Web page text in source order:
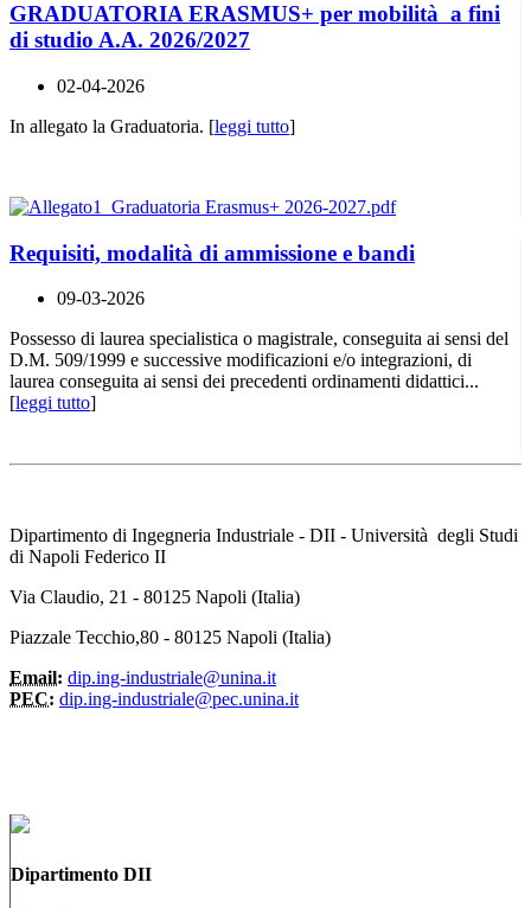
GRADUATORIA ERASMUS+ per mobilità a fini
di studio A.A. 2026/2027
02-04-2026
In allegato la Graduatoria. [leggi tutto]
Requisiti, modalità di ammissione e bandi
09-03-2026
Possesso di laurea specialistica o magistrale, conseguita ai sensi del
D.M. 509/1999 e successive modificazioni e/o integrazioni, di
laurea conseguita ai sensi dei precedenti ordinamenti didattici...
[leggi tutto]
Dipartimento di Ingegneria Industriale - DII - Università degli Studi
di Napoli Federico II
Via Claudio, 21 - 80125 Napoli (Italia)
Piazzale Tecchio,80 - 80125 Napoli (Italia)
Email: dip.ing-industriale@unina.it
PEC: dip.ing-industriale@pec.unina.it
Dipartimento DII